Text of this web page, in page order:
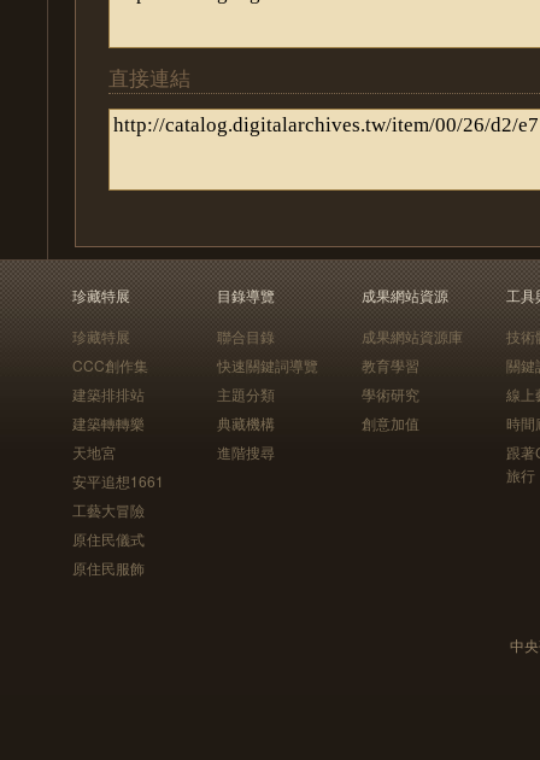
直接連結
珍藏特展
珍藏特展
CCC創作集
建築排排站
建築轉轉樂
天地宮
安平追想1661
工藝大冒險
原住民儀式
原住民服飾
目錄導覽
聯合目錄
快速關鍵詞導覽
主題分類
典藏機構
進階搜尋
成果網站資源
成果網站資源庫
教育學習
學術研究
創意加值
工具
技術
關鍵
線上
時間
跟
旅行
中